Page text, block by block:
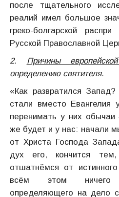
после тщательного
реалий имел большое
греко-болгарской
Русской Православной
2. Причины
определению святителя.
«Как развратился
стали вме­сто Евангелия
перенимать у них
же будет и у нас: начали
от Христа Господа
дух его, кончится
отшатнёмся от
всём этом ничего
определяющего на дело